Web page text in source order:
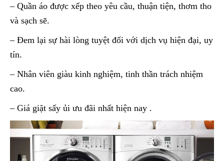
– Quần áo được xếp theo yêu cầu, thuận tiện, thơm tho
và sạch sẽ.
– Đem lại sự hài lòng tuyệt đối với dịch vụ hiện đại, uy
tín.
– Nhân viên giàu kinh nghiệm, tinh thần trách nhiệm
cao.
– Giá giặt sấy ủi ưu đãi nhất hiện nay .